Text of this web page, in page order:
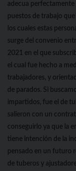
adecua perfectamente
puestos de trabajo
los cuales estas
surge del convenio
2021 en el que
el cual fue hecho a
trabajadores, y
de parados. Si
impartidos, fue el de
salieron con un
conseguirlo ya que la
tiene intención de la
pensado en un futuro
de tuberos y